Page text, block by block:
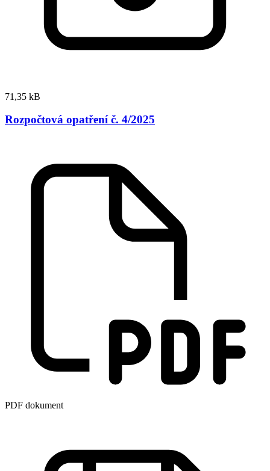
71,35 kB
Rozpočtová opatření č. 4/2025
PDF dokument